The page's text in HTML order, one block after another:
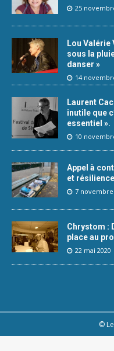
25
Lou Valérie
sous la
danser »
14
Laurent
inutile que
essentiel ».
10
Appel à
et
7 novembre
Chrystom :
place au
22 mai 2020
©